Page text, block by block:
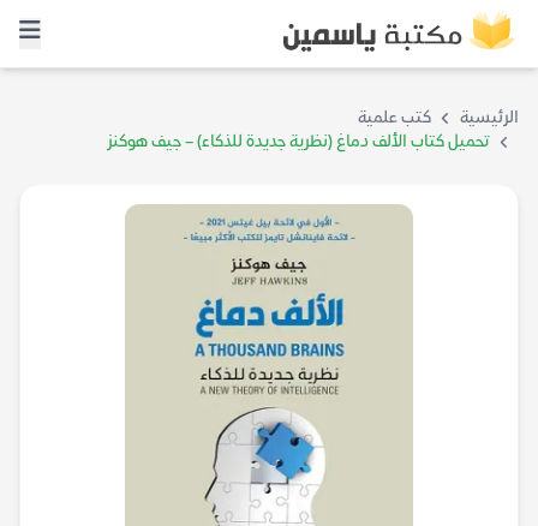
الرئيسية
كتب علمية
تحميل كتاب الألف دماغ (نظرية جديدة للذكاء) – جيف هوكنز